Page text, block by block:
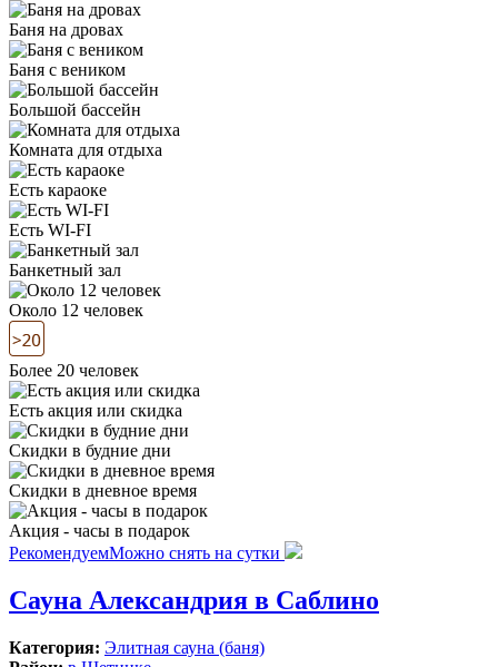
Баня на дровах
Баня с веником
Большой бассейн
Комната для отдыха
Есть караоке
Есть WI-FI
Банкетный зал
Около 12 человек
Более 20 человек
Есть акция или скидка
Скидки в будние дни
Скидки в дневное время
Акция - часы в подарок
РекомендуемМожно снять на сутки
Сауна Александрия в Саблино
Категория: Элитная сауна (баня)